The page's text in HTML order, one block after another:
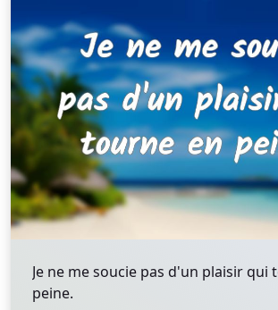
Je ne me soucie pas d'un plaisir qui
peine.